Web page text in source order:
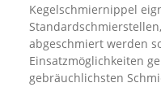
Kegelschmiernippel
abgeschmiert werden
Einsatzmöglichkeiten
gebräuchlichsten